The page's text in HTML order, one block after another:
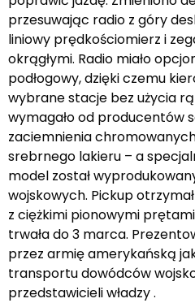
przesuwając radio z góry
liniowy prędkościomierz i
okrągłymi. Radio miało
podłogowy, dzięki czemu
wybrane stacje bez użycia
wymagało od producentów
zaciemnienia
srebrnego lakieru – a
model został
wojskowych. Pickup
z ciężkimi pionowymi
trwała do 3 marca.
przez armię amerykańską
transportu dowódców
przedstawicieli władzy .